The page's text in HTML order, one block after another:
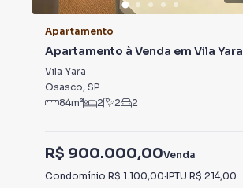
Apartamento
Apartamento à Venda em Vila Yara
Vila Yara
Osasco, SP
84m² 2 2 2
R$ 900.000,00Venda
Condomínio R$ 1.100,00·IPTU R$ 214,00